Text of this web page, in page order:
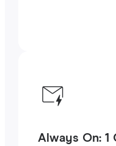
Always On: 1